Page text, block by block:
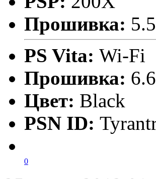
Прошивка:
PS Vita: Wi-Fi
Прошивка:
Цвет: Black
PSN ID:
0